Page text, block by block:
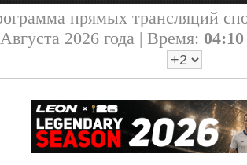
прямых трансляций
2026 года | Время: 04:10